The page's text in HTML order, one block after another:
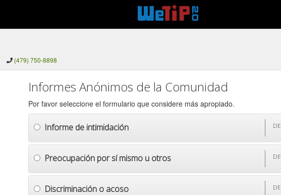
(479) 750-8898
Informes Anónimos de la Comunidad
Por favor seleccione el formulario que considere más apropiado.
Informe de intimidación
Preocupación por sí mismo u otros
Discriminación o acoso